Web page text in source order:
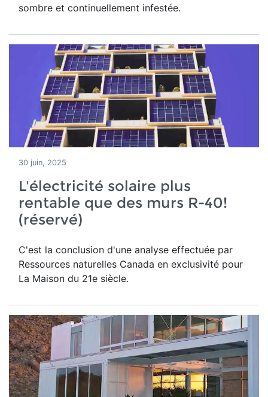
sombre et continuellement infestée.
30 juin, 2025
L'électricité solaire plus
rentable que des murs R-40!
(réservé)
C'est la conclusion d'une analyse effectuée par
Ressources naturelles Canada en exclusivité pour
La Maison du 21e siècle.